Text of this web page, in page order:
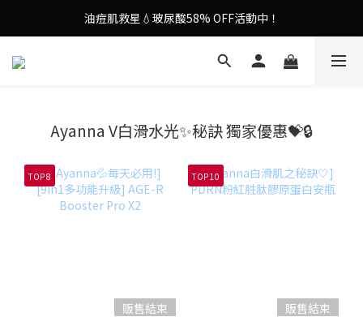
9in1多功能美容儀🌸護膚效果UP！
油痘肌救星💧玻尿酸58% OFF活動中！
果凍噴霧！一噴即現美白光透肌✨
Ayanna V白滑水光✨秘訣 獨家優惠💝🔒
TOP 8
販售結束
TOP 10
販售結束